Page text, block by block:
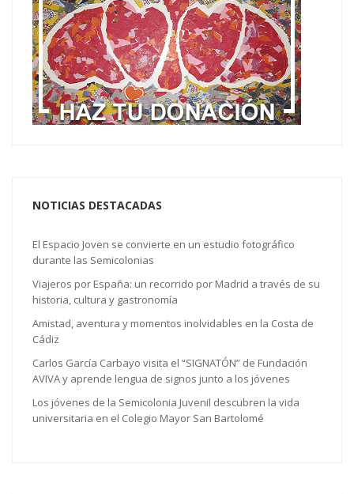
NOTICIAS DESTACADAS
El Espacio Joven se convierte en un estudio fotográfico
durante las Semicolonias
Viajeros por España: un recorrido por Madrid a través de su
historia, cultura y gastronomía
Amistad, aventura y momentos inolvidables en la Costa de
Cádiz
Carlos García Carbayo visita el “SIGNATÓN” de Fundación
AVIVA y aprende lengua de signos junto a los jóvenes
Los jóvenes de la Semicolonia Juvenil descubren la vida
universitaria en el Colegio Mayor San Bartolomé